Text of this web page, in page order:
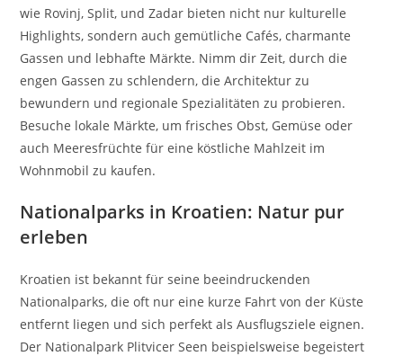
wie Rovinj, Split, und Zadar bieten nicht nur kulturelle
Highlights, sondern auch gemütliche Cafés, charmante
Gassen und lebhafte Märkte. Nimm dir Zeit, durch die
engen Gassen zu schlendern, die Architektur zu
bewundern und regionale Spezialitäten zu probieren.
Besuche lokale Märkte, um frisches Obst, Gemüse oder
auch Meeresfrüchte für eine köstliche Mahlzeit im
Wohnmobil zu kaufen.
Nationalparks in Kroatien: Natur pur
erleben
Kroatien ist bekannt für seine beeindruckenden
Nationalparks, die oft nur eine kurze Fahrt von der Küste
entfernt liegen und sich perfekt als Ausflugsziele eignen.
Der Nationalpark Plitvicer Seen beispielsweise begeistert